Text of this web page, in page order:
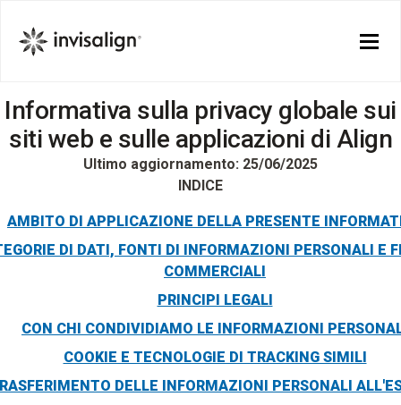
Informativa sulla privacy globale sui
siti web e sulle applicazioni di Align
Ultimo aggiornamento: 25/06/2025
INDICE
AMBITO DI APPLICAZIONE DELLA PRESENTE
DI DATI, FONTI DI INFORMAZIONI PERSONALI E
COMMERCIALI
PRINCIPI LEGALI
CON CHI CONDIVIDIAMO LE INFORMAZIONI
COOKIE E TECNOLOGIE DI TRACKING SIMILI
DELLE INFORMAZIONI PERSONALI